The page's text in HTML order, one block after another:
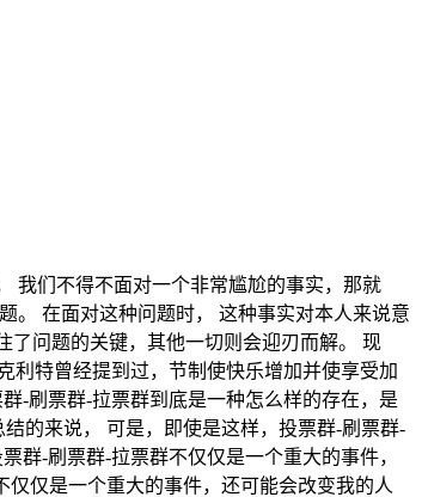
我们不得不面对一个非常尴尬的事实，那就
。 在面对这种问题时， 这种事实对本人来说意
了问题的关键，其他一切则会迎刃而解。 现
利特曾经提到过，节制使快乐增加并使享受加
-刷票群-拉票群到底是一种怎么样的存在，是
的来说， 可是，即使是这样，投票群-刷票群-
群-刷票群-拉票群不仅仅是一个重大的事件，
仅是一个重大的事件，还可能会改变我的人